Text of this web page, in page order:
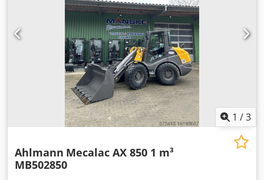
1 /3
Ahlmann Mecalac AX 850 1 m³
MB502850